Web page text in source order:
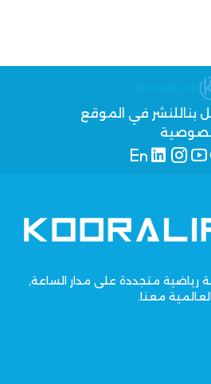
بنا للنشر في الموقع
رياضية متجددة على مدار الساعة,
معنا.